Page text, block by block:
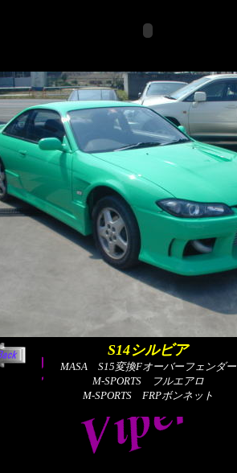
S14シルビア
MASA S15変換Fオーバーフェンダー
M-SPORTS フルエアロ
M-SPORTS FRPボンネット